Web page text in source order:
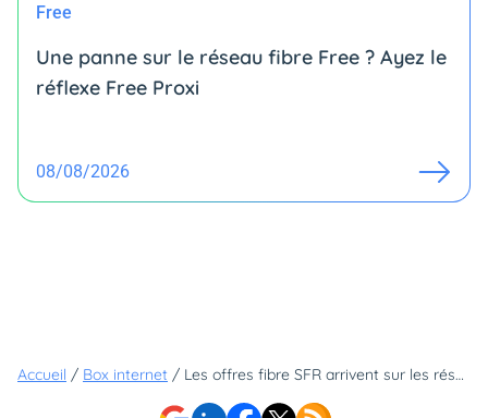
Free
Une panne sur le réseau fibre Free ? Ayez le
réflexe Free Proxi
08/08/2026
Accueil / Box internet / Les offres fibre SFR arrivent sur les réseaux Covage